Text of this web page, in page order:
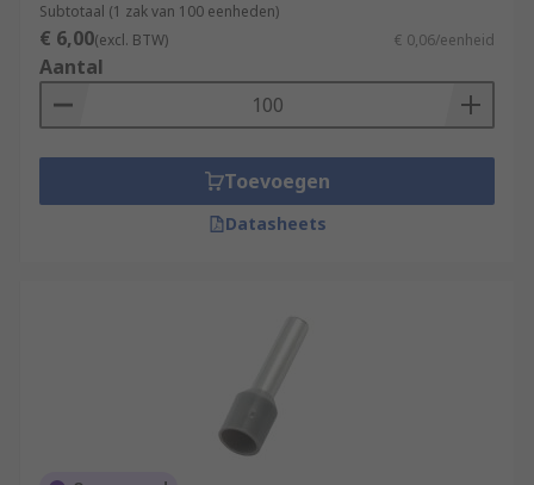
Subtotaal (1 zak van 100 eenheden)
€ 6,00(excl. BTW) € 0,06/eenheid
Aantal
Toevoegen
Datasheets